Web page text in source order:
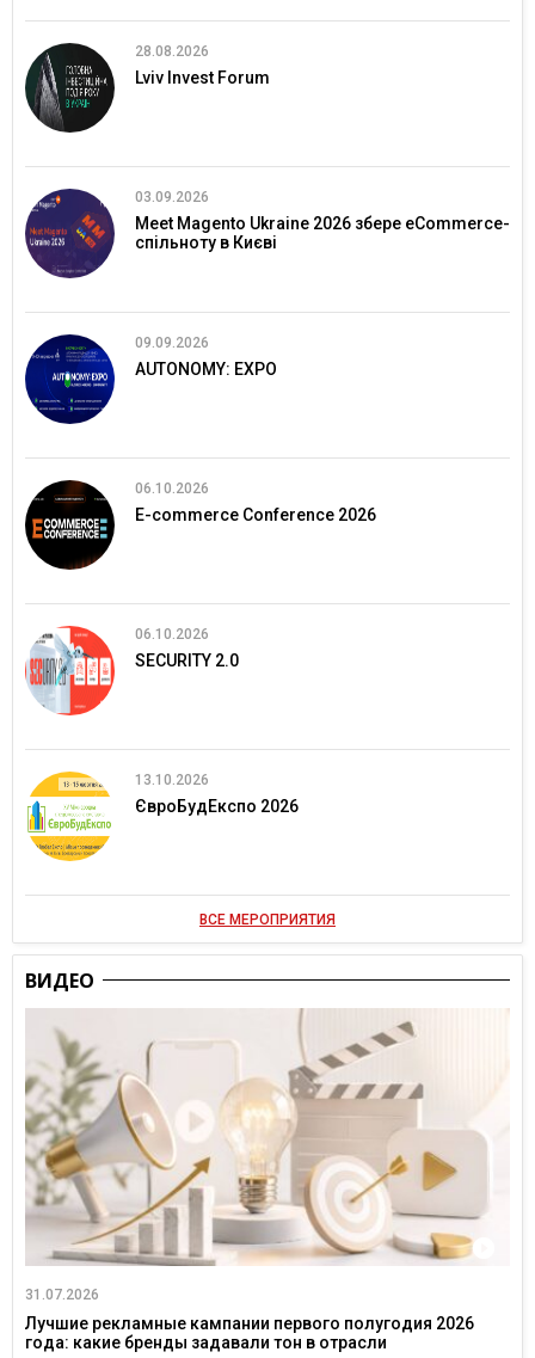
28.08.2026
Lviv Invest Forum
03.09.2026
Meet Magento Ukraine 2026 збере eCommerce-
спільноту в Києві
09.09.2026
AUTONOMY: EXPO
06.10.2026
E-commerce Conference 2026
06.10.2026
SECURITY 2.0
13.10.2026
ЄвроБудЕкспо 2026
ВСЕ МЕРОПРИЯТИЯ
ВИДЕО
31.07.2026
Лучшие рекламные кампании первого полугодия 2026
года: какие бренды задавали тон в отрасли